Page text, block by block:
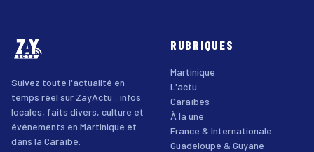
Suivez toute l'actualité en
temps réel sur ZayActu : infos
locales, faits divers, culture et
événements en Martinique et
dans la Caraïbe.
RUBRIQUES
Martinique
L'actu
Caraïbes
À la une
France & Internationale
Guadeloupe & Guyane